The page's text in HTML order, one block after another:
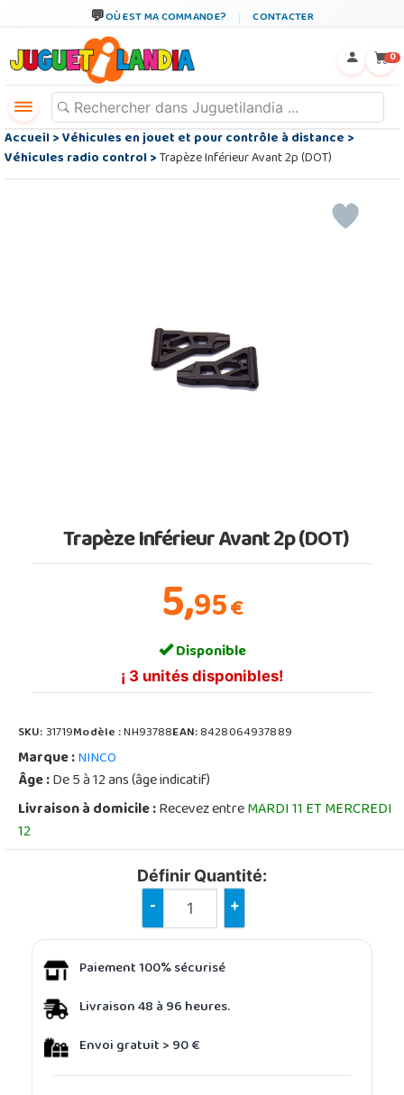
OÙ EST MA COMMANDE? CONTACTER
0
Accueil>Véhicules en jouet et pour contrôle à distance>
Véhicules radio control>Trapèze Inférieur Avant 2p (DOT)
Trapèze Inférieur Avant 2p (DOT)
5,95€
Disponible
¡ 3 unités disponibles!
SKU:31719Modèle :NH93788EAN:8428064937889
Marque :NINCO
Âge :De 5 à 12 ans (âge indicatif)
Livraison à domicile :Recevez entreMARDI 11 ET MERCREDI
12
Définir Quantité:
- +
Paiement 100% sécurisé
Livraison 48 à 96 heures.
Envoi gratuit > 90 €